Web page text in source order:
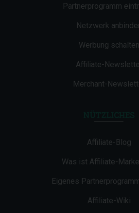
Partnerprogramm
Netzwerk
Werbung schalten
Affiliate-
Merchant-
Affiliate-Blog
Was ist Affiliate-
Eigenes
Affiliate-Wiki